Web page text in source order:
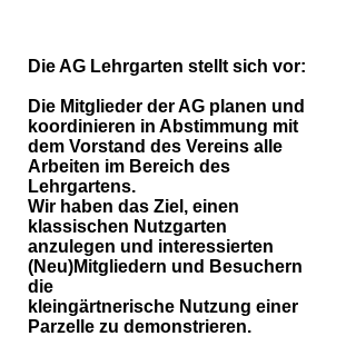
Die AG Lehrgarten stellt sich vor:
Die Mitglieder der AG planen und
koordinieren in Abstimmung mit
dem Vorstand des Vereins alle
Arbeiten im Bereich des
Lehrgartens.
Wir haben das Ziel, einen
klassischen Nutzgarten
anzulegen und interessierten
(Neu)Mitgliedern und Besuchern
die
kleingärtnerische Nutzung einer
Parzelle zu demonstrieren.